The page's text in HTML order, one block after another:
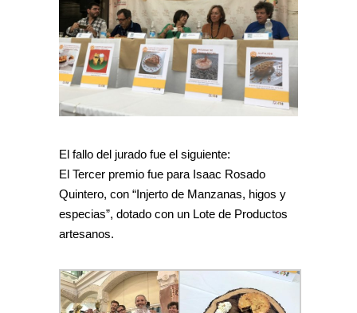
El fallo del jurado fue el siguiente:
El Tercer premio fue para Isaac Rosado
Quintero, con “Injerto de Manzanas, higos y
especias”, dotado con un Lote de Productos
artesanos.